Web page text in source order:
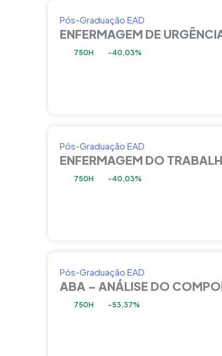
Pós-Graduação EAD
ENFERMAGEM DE
750H -40,03%
Pós-Graduação EAD
ENFERMAGEM DO
750H -40,03%
Pós-Graduação EAD
ABA – ANÁLISE DO
750H -53,37%